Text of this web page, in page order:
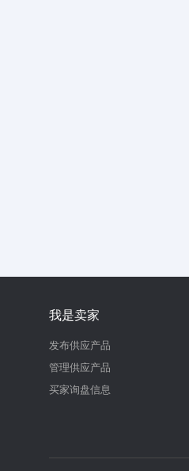
我是卖家
发布供应产品
管理供应产品
买家询盘信息